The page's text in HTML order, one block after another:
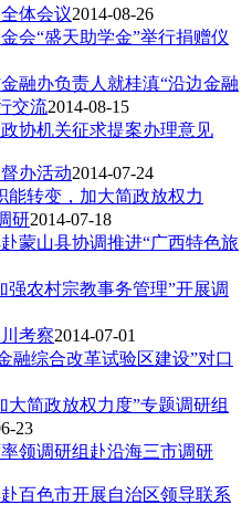
体会议2014-08-26
会“盛天助学金”举行捐赠仪
融办负责人就桂滇“沿边金融
交流2014-08-15
协机关征求提案办理意见
办活动2014-07-24
能转变，加大简政放权力
研2014-07-18
蒙山县协调推进“广西特色旅
强农村宗教事务管理”开展调
考察2014-07-01
融综合改革试验区建设”对口
大简政放权力度”专题调研组
23
领调研组赴沿海三市调研
百色市开展自治区领导联系